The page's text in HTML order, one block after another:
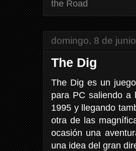
the Road
domingo, 8 de
The Dig
The Dig es un
para PC saliendo a
1995 y llegando
otra de las
ocasión una
una idea del gran